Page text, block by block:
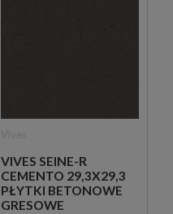
VIVES SEINE-R
CEMENTO 29,3X29,3
PŁYTKI BETONOWE
GRESOWE